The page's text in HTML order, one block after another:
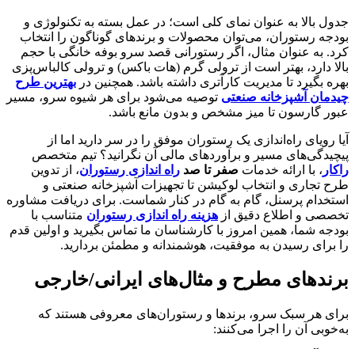
جدول بالا به عنوان نمای کلی است؛ در عمل بسته به تکنولوژی و
بودجه رستوران، می‌توان محصولات و برندهای گوناگون را انتخاب
کرد. به عنوان مثال، اگر رستورانی قصد سرو بوفه خانگی با حجم
بالا دارد، بهتر است از ترولی گرم (هات باکس) و ترولی کالباس‌پزی
بهره بگیرد تا مدیریت کارآتری داشته باشد. همچنین در بهترین طرح
چیدمان آشپزخانه صنعتی توصیه می‌شود برای هر شیوه سرو، مسیر
عبور گارسون تا میز مشخص و بدون مانع باشد.
آیا رویای راه‌اندازی یک رستوران موفق را در سر دارید اما از
پیچیدگی‌های مسیر و برآوردهای مالی آن نگرانید؟ تیم متخصص
راکار ، با ارائه خدمات صفر تا صد راه اندازی رستوران، از تدوین
طرح تجاری و انتخاب لوکیشن تا تجهیزات آشپزخانه صنعتی و
استخدام پرسنل، گام به گام در کنار شماست. برای دریافت مشاوره
تخصصی و اطلاع دقیق از هزینه راه اندازی رستوران متناسب با
بودجه شما، همین امروز با کارشناسان ما تماس بگیرید و اولین قدم
را برای رسیدن به موفقیت، هوشمندانه و مطمئن بردارید.
برندهای مطرح و مثال‌های ایرانی/خارجی
برای هر سبک سرو، برندها و رستوران‌های معروفی هستند که
به‌خوبی آن را اجرا می‌کنند: